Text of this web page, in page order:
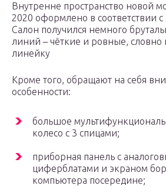
Внутренне пространство новой
2020 оформлено в соответствии с
Салон получился немного
линий – чёткие и ровные, словно
линейку
Кроме того, обращают на себя
особенности:
большое
колесо с 3 спицами;
приборная панель с
циферблатами и экраном
компьютера посередине;